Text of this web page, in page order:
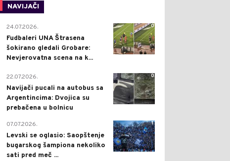
NAVIJAČI
0
24.07.2026.
Fudbaleri UNA Štrasena
šokirano gledali Grobare:
Nevjerovatna scena na k...
0
22.07.2026.
Navijači pucali na autobus sa
Argentincima: Dvojica su
prebačena u bolnicu
1
07.07.2026.
Levski se oglasio: Saopštenje
bugarskog šampiona nekoliko
sati pred meč ...